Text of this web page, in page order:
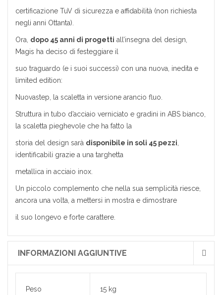
certificazione TuV di sicurezza e affidabilità (non richiesta
negli anni Ottanta).
Ora, dopo 45 anni di progetti all’insegna del design,
Magis ha deciso di festeggiare il
suo traguardo (e i suoi successi) con una nuova, inedita e
limited edition:
Nuovastep, la scaletta in versione arancio fluo.
Struttura in tubo d’acciaio verniciato e gradini in ABS bianco,
la scaletta pieghevole che ha fatto la
storia del design sarà disponibile in soli 45 pezzi
identificabili grazie a una targhetta
metallica in acciaio inox.
Un piccolo complemento che nella sua semplicità riesce,
ancora una volta, a mettersi in mostra e dimostrare
il suo longevo e forte carattere.
INFORMAZIONI AGGIUNTIVE
Peso 15 kg